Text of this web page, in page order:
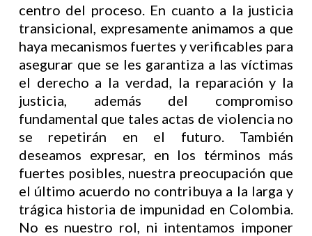
centro del proceso. En cuanto a la justicia
transicional, expresamente animamos a que
haya mecanismos fuertes y verificables para
asegurar que se les garantiza a las víctimas
el derecho a la verdad, la reparación y la
justicia, además del compromiso
fundamental que tales actas de violencia no
se repetirán en el futuro. También
deseamos expresar, en los términos más
fuertes posibles, nuestra preocupación que
el último acuerdo no contribuya a la larga y
trágica historia de impunidad en Colombia.
No es nuestro rol, ni intentamos imponer